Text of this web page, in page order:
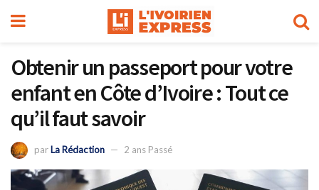
Obtenir un passeport pour votre
enfant en Côte d’Ivoire : Tout ce
qu’il faut savoir
parLa Rédaction 2 ans Passé